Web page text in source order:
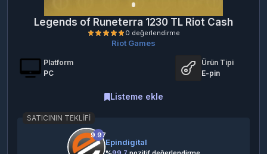
Legends of Runeterra 1230 TL Riot Cash
Riot Games
Platform
PC
Ürün Tipi
E-pin
Listeme ekle
SATICININ TEKLIFI
9.97
Epindigital